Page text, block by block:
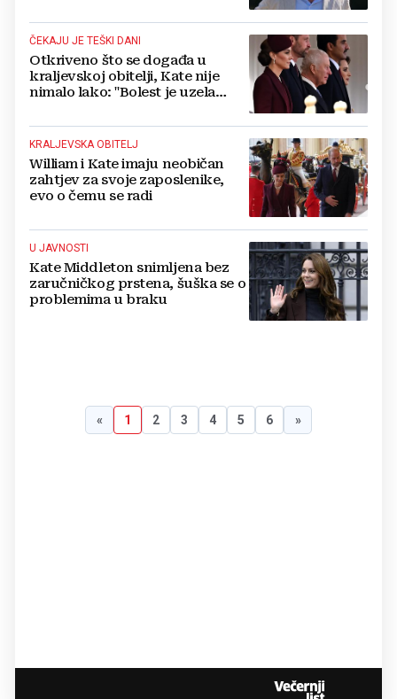
ČEKAJU JE TEŠKI DANI
Otkriveno što se događa u
kraljevskoj obitelji, Kate nije
nimalo lako: "Bolest je uzela
KRALJEVSKA OBITELJ
William i Kate imaju neobičan
zahtjev za svoje zaposlenike,
evo o čemu se radi
U JAVNOSTI
Kate Middleton snimljena bez
zaručničkog prstena, šuška se o
problemima u braku
« 1 2 3 4 5 6 »